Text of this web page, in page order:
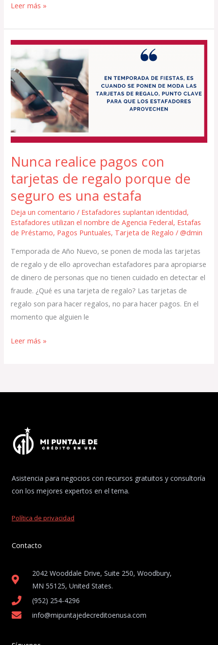
Leer más »
Nunca realice pagos con
tarjetas de regalo porque de
seguro es una estafa
Deja un comentario / Estafadores suplantan identidad,
Estafadores utilizan el nombre de Agencia Federal, Estafas
de Préstamo, Pagos Puntuales, Tarjeta de Regalo /@dmin
Temporada de Año Nuevo, se ponen de moda las tarjetas
de regalo y de ello aprovechan estafadores para apropiarse
de dinero de personas que no tienen cuidado en detectar el
fraude. ¿Qué es una tarjeta de regalo? Las tarjetas de
regalo son para hacer regalos, no para hacer pagos. En el
momento que alguien le
Nunca
realice
pagos
con
tarjetas
de
regalo
porque
seguro
es
estafa
Leer más »
Asistencia para negocios con recursos gratuitos y consultoría
con los mejores expertos en el tema.
Política de privacidad
Contacto
2042 Wooddale Drive, Suite 250, Woodbury,
MN 55125, United States​.
(952) 254-4296
info@mipuntajedecreditoenusa.com